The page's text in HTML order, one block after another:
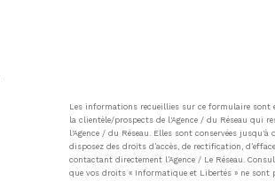
Les informations recueillies sur ce formulaire
la clientèle/prospects de l'Agence / du Réseau qui
l'Agence / du Réseau. Elles sont conservées
disposez des droits d’accès, de rectification,
contactant directement l’Agence / Le Réseau.
que vos droits « Informatique et Libertés » ne sont